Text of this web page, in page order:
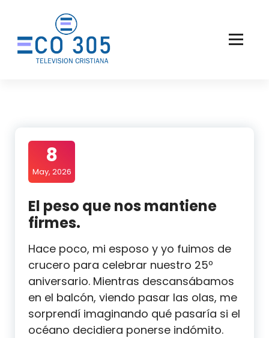
contenido
8
May, 2026
El peso que nos mantiene
firmes.
Hace poco, mi esposo y yo fuimos de
crucero para celebrar nuestro 25º
aniversario. Mientras descansábamos
en el balcón, viendo pasar las olas, me
sorprendí imaginando qué pasaría si el
océano decidiera ponerse indómito.